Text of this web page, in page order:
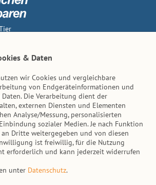
& Daten
wir Cookies und vergleichbare
von Endgeräteinformationen und
Die Verarbeitung dient der
externen Diensten und Elementen
Analyse/Messung, personalisierten
sozialer Medien. Je nach Funktion
Dritte weitergegeben und von diesen
ist freiwillig, für die Nutzung
erforderlich und kann jederzeit widerrufen
unter Datenschutz.